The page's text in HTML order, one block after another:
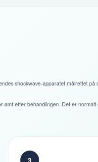
shockwave-apparatet målrettet på
ømt efter behandlingen. Det er